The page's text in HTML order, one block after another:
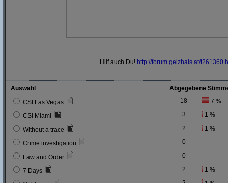
Hilf auch Du! http://forum.geizhals.at/
Auswahl
Abgegebene
CSI Las Vegas
18 7 %
CSI Miami 3 1 %
Without a trace 2 1 %
Crime investigation 0
Law and Order 0
7 Days 2 1 %